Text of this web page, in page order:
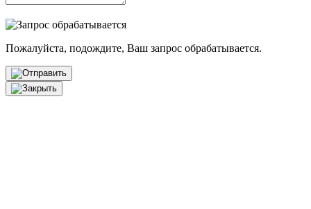
Пожалуйста, подождите, Ваш запрос обрабатывается.